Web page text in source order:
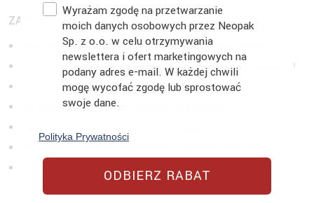
ZAPOZNAJ SIĘ Z POZOSTAŁYMI ARTYKUŁAMI
Druk termiczny, a termotransferowy, na czym polega?
Czy wszystkie torby papierowe można poddać recyklingowi?
Jak powstają papierowe torebki – przewodnik
Jak zawiązać sznurki w torebce prezentowej?
Zastosowania folii bąbelkowych, o których nie wiesz!
ZgodaWyrażam zgodę na przetwarzanie
moich danych osobowych przez Neopak
Sp. z o.o. w celu otrzymywania
newslettera i ofert marketingowych na
podany adres e-mail. W każdej chwili
mogę wycofać zgodę lub sprostować
swoje dane.
Polityka Prywatności
ODBIERZ RABAT